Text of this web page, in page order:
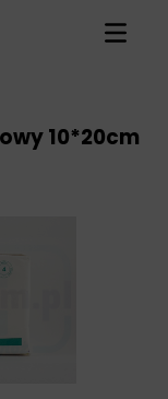
Primary
10*20cm